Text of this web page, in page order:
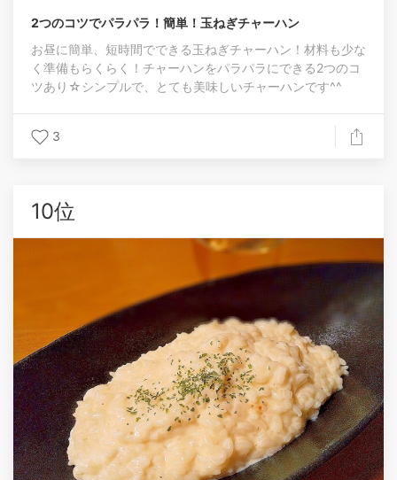
2つのコツでパラパラ！簡単！玉ねぎチャーハン
お昼に簡単、短時間でできる玉ねぎチャーハン！材料も少な
く準備もらくらく！チャーハンをパラパラにできる2つのコ
ツあり☆シンプルで、とても美味しいチャーハンです^^
3
10位